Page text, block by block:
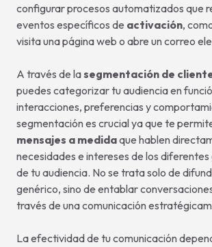
configurar procesos automatizados que
eventos específicos de activación,
visita una página web o abre un correo
A través de lasegmentación de
puedes categorizar tu audiencia en
interacciones, preferencias y
segmentación es crucial ya que te
mensajes a medidaque hablen
necesidades e intereses de los
de tu audiencia. No se trata solo de
genérico, sino de entablar
través de una comunicación
La efectividad de tu comunicación